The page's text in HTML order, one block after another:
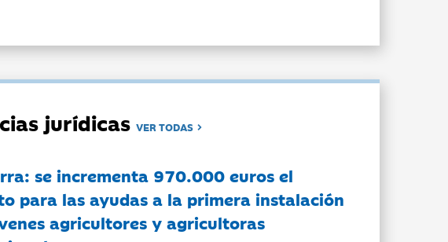
jurídicasVER TODAS
se incrementa 970.000 euros el
para las ayudas a la primera instalación
agricultores y agricultoras